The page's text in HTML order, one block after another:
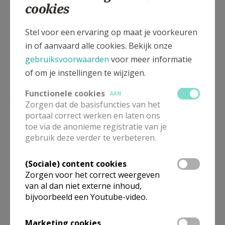
17/01
24/01
07/02
9.00 Eucharistie
21/02
9.00 Eucharistie
28/02
cookies
Stel voor een ervaring op maat je voorkeuren
in of aanvaard alle cookies. Bekijk onze
gebruiksvoorwaarden voor meer informatie
of om je instellingen te wijzigen.
Functionele cookies
AAN
Zorgen dat de basisfuncties van het
portaal correct werken en laten ons
toe via de anonieme registratie van je
gebruik deze verder te verbeteren.
(Sociale) content cookies
Zorgen voor het correct weergeven
van al dan niet externe inhoud,
bijvoorbeeld een Youtube-video.
Marketing cookies